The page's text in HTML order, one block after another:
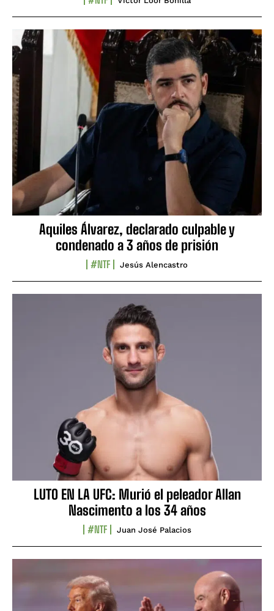
Aquiles Álvarez, declarado culpable y
condenado a 3 años de prisión
#NTF Jesús Alencastro
LUTO EN LA UFC: Murió el peleador Allan
Nascimento a los 34 años
#NTF Juan José Palacios